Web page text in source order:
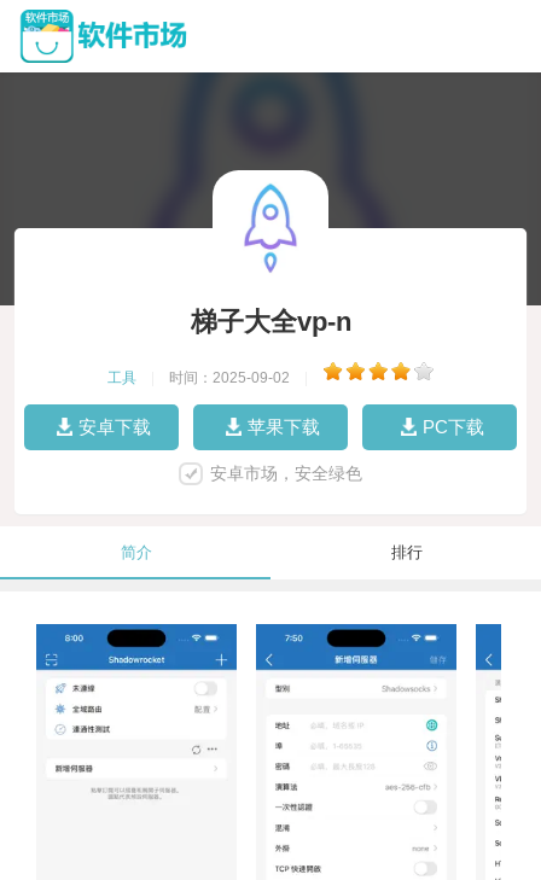
梯子大全vp-n
工具 时间：2025-09-02
安卓下载 苹果下载 PC下载
安卓市场，安全绿色
简介 排行